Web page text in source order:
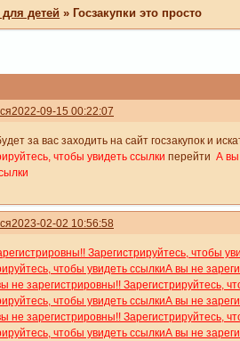
детей »Госзакупки это просто
2022-09-15 00:22:07
за вас заходить на сайт госзакупок и
чтобы увидеть ссылки перейти А вы
2023-02-02 10:56:58
Зарегистрируйтесь, чтобы
чтобы увидеть ссылкиА вы не
не зарегистрировны!! Зарегистрируйтесь,
чтобы увидеть ссылкиА вы не
не зарегистрировны!! Зарегистрируйтесь,
чтобы увидеть ссылкиА вы не